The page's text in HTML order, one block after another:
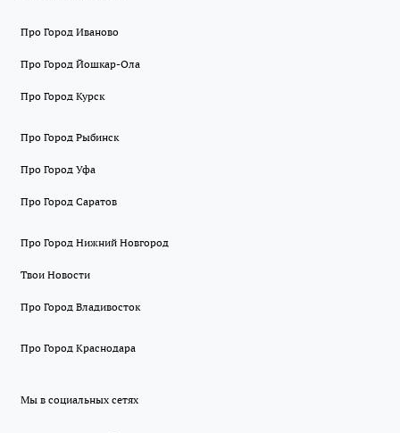
Про Город Иваново
Про Город Йошкар-Ола
Про Город Курск
Про Город Рыбинск
Про Город Уфа
Про Город Саратов
Про Город Нижний Новгород
Твои Новости
Про Город Владивосток
Про Город Краснодара
Мы в социальных сетях